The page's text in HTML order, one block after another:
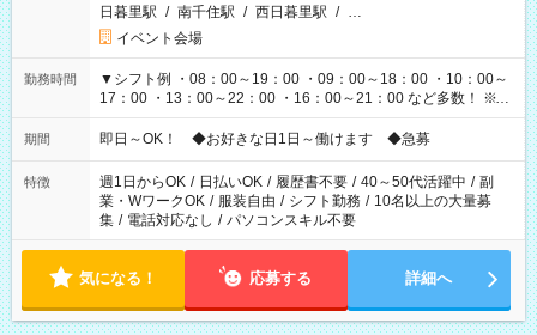
日暮里駅 / 南千住駅 / 西日暮里駅 / …
イベント会場
勤務時間
▼シフト例 ・08：00～19：00 ・09：00～18：00 ・10：00～
17：00 ・13：00～22：00 ・16：00～21：00 など多数！ ※お
仕事により勤務時間が異なります
期間 即日～OK！ ◆お好きな日1日～働けます ◆急募
特徴 週1日からOK / 日払いOK / 履歴書不要 / 40～50代活躍中 / 副
業・WワークOK / 服装自由 / シフト勤務 / 10名以上の大量募
集 / 電話対応なし / パソコンスキル不要
気になる！ 応募する 詳細へ